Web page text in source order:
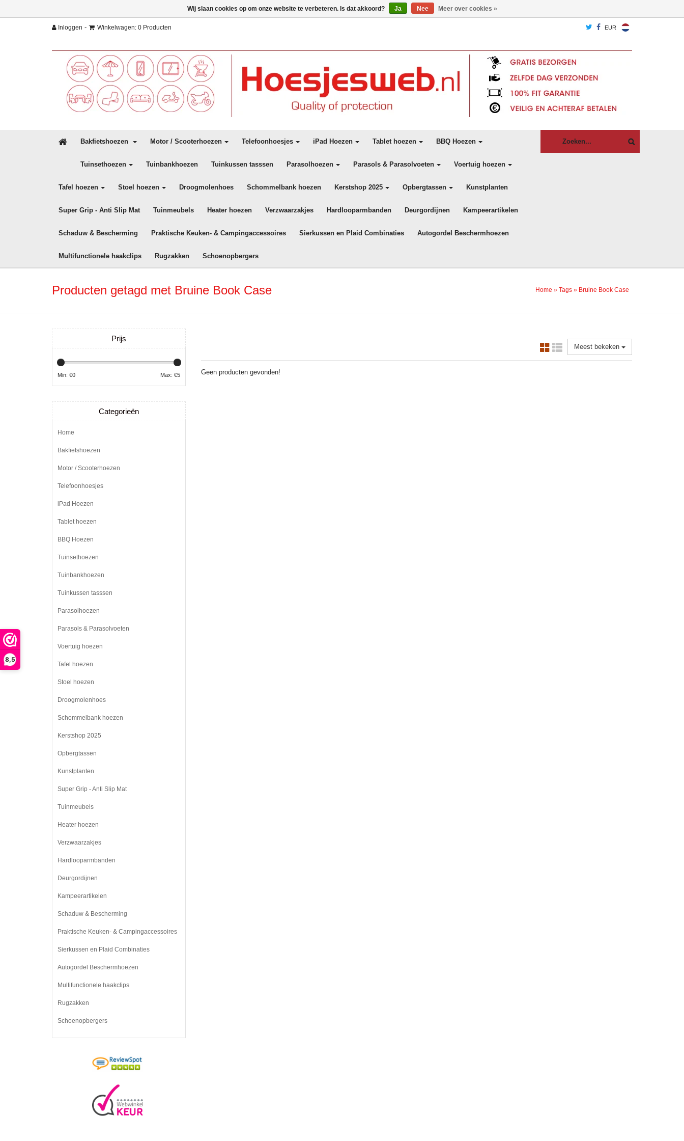
8,5
Inloggen - Winkelwagen: 0 Producten EUR
Bakfietshoezen Motor / Scooterhoezen Telefoonhoesjes iPad Hoezen Tablet hoezen BBQ Hoezen
Tuinsethoezen Tuinbankhoezen Tuinkussen tasssen Parasolhoezen Parasols & Parasolvoeten Voertuig hoezen
Tafel hoezen Stoel hoezen Droogmolenhoes Schommelbank hoezen Kerstshop 2025 Opbergtassen Kunstplanten
Super Grip - Anti Slip Mat Tuinmeubels Heater hoezen Verzwaarzakjes Hardlooparmbanden Deurgordijnen Kampeerartikelen
Schaduw & Bescherming Praktische Keuken- & Campingaccessoires Sierkussen en Plaid Combinaties Autogordel Beschermhoezen
Multifunctionele haakclips Rugzakken Schoenopbergers
Producten getagd met Bruine Book Case Home » Tags » Bruine Book Case
Meest bekeken
Geen producten gevonden!
Prijs
Min: €0 Max: €5
Categorieën
Home
Bakfietshoezen
Motor / Scooterhoezen
Telefoonhoesjes
iPad Hoezen
Tablet hoezen
BBQ Hoezen
Tuinsethoezen
Tuinbankhoezen
Tuinkussen tasssen
Parasolhoezen
Parasols & Parasolvoeten
Voertuig hoezen
Tafel hoezen
Stoel hoezen
Droogmolenhoes
Schommelbank hoezen
Kerstshop 2025
Opbergtassen
Kunstplanten
Super Grip - Anti Slip Mat
Tuinmeubels
Heater hoezen
Verzwaarzakjes
Hardlooparmbanden
Deurgordijnen
Kampeerartikelen
Schaduw & Bescherming
Praktische Keuken- & Campingaccessoires
Sierkussen en Plaid Combinaties
Autogordel Beschermhoezen
Multifunctionele haakclips
Rugzakken
Schoenopbergers
Wij slaan cookies op om onze website te verbeteren. Is dat akkoord? Ja Nee Meer over cookies »